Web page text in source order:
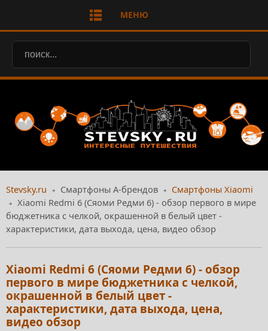
МЕНЮ
Stevsky.ru Смартфоны А-брендов
Смартфоны Xiaomi
Xiaomi Redmi 6 (Сяоми Редми 6) - обзор первого в мире
бюджетника с челкой, окрашенной в белый цвет -
характеристики, дата выхода, цена, видео обзор
Xiaomi Redmi 6 (Сяоми Редми 6) - обзор
первого в мире бюджетника с челкой,
окрашенной в белый цвет -
характеристики, дата выхода, цена,
видео обзор